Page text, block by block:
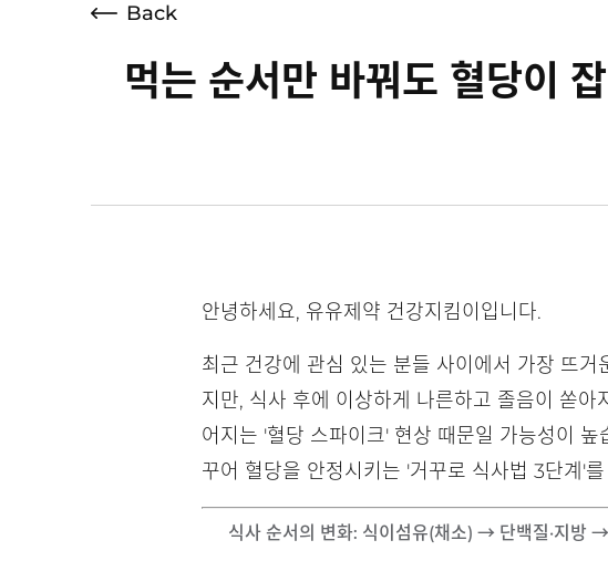
Back
먹는 순서만 바꿔도 혈당이
안녕하세요, 유유제약 건강지킴이입니다.
최근 건강에 관심 있는 분들 사이에서 가장 뜨
지만, 식사 후에 이상하게 나른하고 졸음이 쏟
어지는 '혈당 스파이크' 현상 때문일 가능성이
꾸어 혈당을 안정시키는 '거꾸로 식사법 3단계'
식사 순서의 변화: 식이섬유(채소) → 단백질·지방